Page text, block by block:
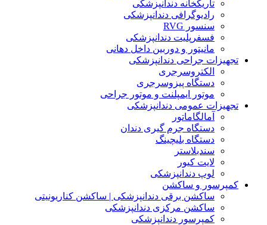
تاریکخانه دندانپزشکی
رادیوگرافی دندانپزشکی
سنسور RVG
فسفرپلیت دندانپزشکی
مانیتور و دوربین داخل دهانی
تجهیزات جراحی دندانپزشکی
الکتروسرجری
دستگاه پیزوسرجری
موتور ایمپلنت و موتور جراحی
تجهیزات عمومی دندانپزشکی
آمالگاماتور
دستگاه جرم گیری دندان
دستگاه بلیچینگ
سندبلاستر
لایت کیور
لوپ دندانپزشکی
کمپرسور و ساکشن
ساکشن برقی دندانپزشکی | ساکشن کناریونیتی
ساکشن مرکزی دندانپزشکی
کمپرسور دندانپزشکی